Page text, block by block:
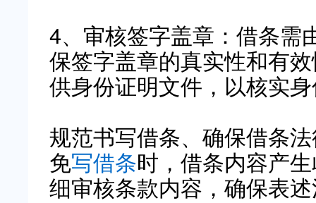
4、审核签字盖章：借条需
保签字盖章的真实性和有
供身份证明文件，以核实
规范书写借条、确保借条
免写借条时，借条内容产
细审核条款内容，确保表